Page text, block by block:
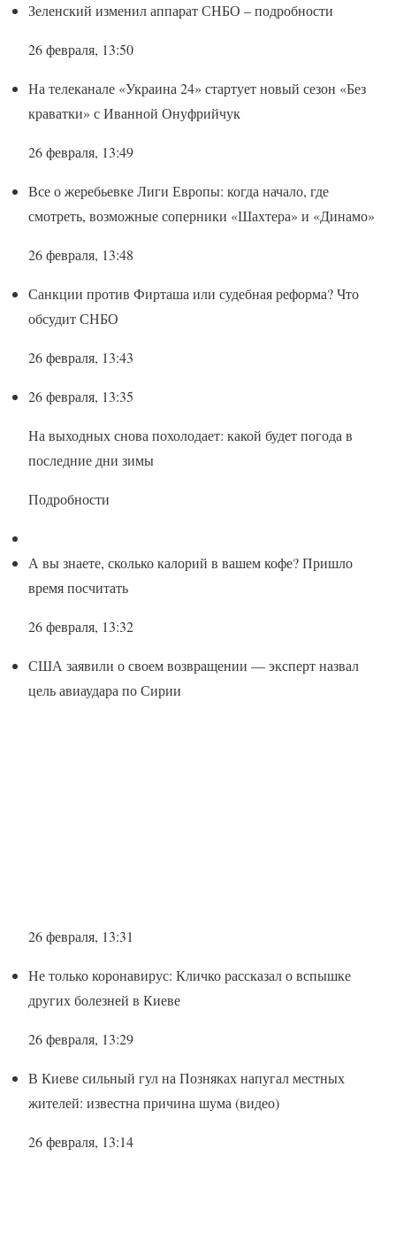
Зеленский изменил аппарат СНБО – подробности
26 февраля, 13:50
На телеканале «Украина 24» стартует новый сезон «Без
краватки» с Иванной Онуфрийчук
26 февраля, 13:49
Все о жеребьевке Лиги Европы: когда начало, где
смотреть, возможные соперники «Шахтера» и «Динамо»
26 февраля, 13:48
Санкции против Фирташа или судебная реформа? Что
обсудит СНБО
26 февраля, 13:43
26 февраля, 13:35
На выходных снова похолодает: какой будет погода в
последние дни зимы
Подробности
А вы знаете, сколько калорий в вашем кофе? Пришло
время посчитать
26 февраля, 13:32
США заявили о своем возвращении — эксперт назвал
цель авиаудара по Сирии
26 февраля, 13:31
Не только коронавирус: Кличко рассказал о вспышке
других болезней в Киеве
26 февраля, 13:29
В Киеве сильный гул на Позняках напугал местных
жителей: известна причина шума (видео)
26 февраля, 13:14